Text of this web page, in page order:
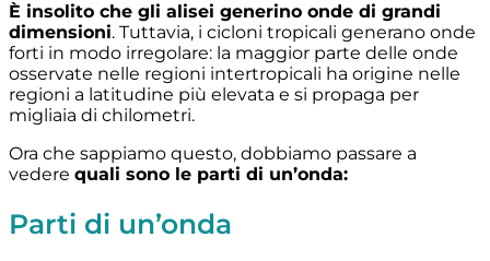
È insolito che gli alisei generino onde di grandi
dimensioni. Tuttavia, i cicloni tropicali generano onde
forti in modo irregolare: la maggior parte delle onde
osservate nelle regioni intertropicali ha origine nelle
regioni a latitudine più elevata e si propaga per
migliaia di chilometri.
Ora che sappiamo questo, dobbiamo passare a
vedere quali sono le parti di un’onda:
Parti di un’onda